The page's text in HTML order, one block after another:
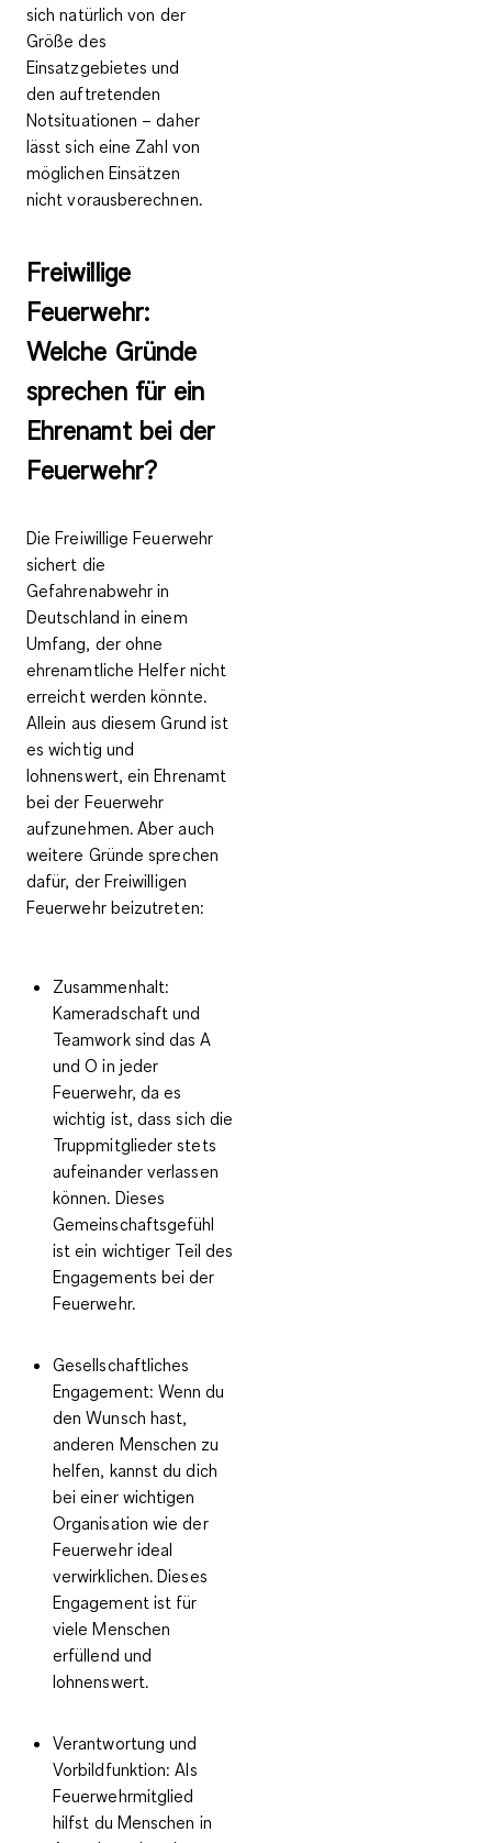
sich natürlich von der
Größe des
Einsatzgebietes und
den auftretenden
Notsituationen – daher
lässt sich eine Zahl von
möglichen Einsätzen
nicht vorausberechnen.
Freiwillige
Feuerwehr:
Welche Gründe
sprechen für ein
Ehrenamt bei der
Feuerwehr?
Die Freiwillige Feuerwehr
sichert die
Gefahrenabwehr in
Deutschland in einem
Umfang, der ohne
ehrenamtliche Helfer nicht
erreicht werden könnte.
Allein aus diesem Grund ist
es wichtig und
lohnenswert, ein Ehrenamt
bei der Feuerwehr
aufzunehmen. Aber auch
weitere Gründe sprechen
dafür, der Freiwilligen
Feuerwehr beizutreten:
Zusammenhalt:
Kameradschaft und
Teamwork sind das A
und O in jeder
Feuerwehr, da es
wichtig ist, dass sich die
Truppmitglieder stets
aufeinander verlassen
können. Dieses
Gemeinschaftsgefühl
ist ein wichtiger Teil des
Engagements bei der
Feuerwehr.
Gesellschaftliches
Engagement: Wenn du
den Wunsch hast,
anderen Menschen zu
helfen, kannst du dich
bei einer wichtigen
Organisation wie der
Feuerwehr ideal
verwirklichen. Dieses
Engagement ist für
viele Menschen
erfüllend und
lohnenswert.
Verantwortung und
Vorbildfunktion: Als
Feuerwehrmitglied
hilfst du Menschen in